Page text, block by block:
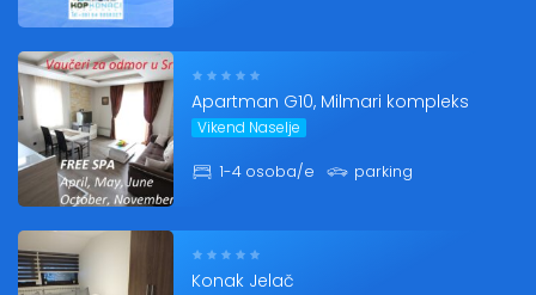
Apartman G10, Milmari kompleks
Vikend Naselje
1-4 osoba/e parking
Konak Jelač